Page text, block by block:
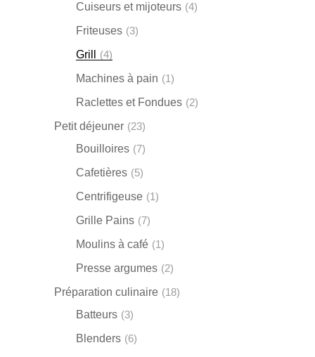
Cuiseurs et mijoteurs (4)
Friteuses (3)
Grill
(4)
Machines à pain (1)
Raclettes et Fondues (2)
Petit déjeuner (23)
Bouilloires (7)
Cafetières (5)
Centrifigeuse (1)
Grille Pains (7)
Moulins à café (1)
Presse argumes (2)
Préparation culinaire (18)
Batteurs (3)
Blenders (6)